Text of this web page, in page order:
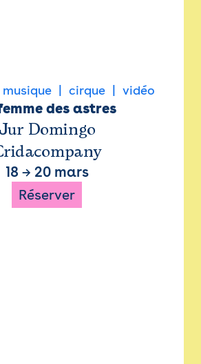
musique cirque vidéo
des astres
Jur Domingo
18 → 20 mars
Réserver